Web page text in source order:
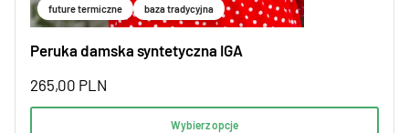
future termiczne baza tradycyjna
Peruka damska syntetyczna IGA
265,00 PLN
Wybierz opcje